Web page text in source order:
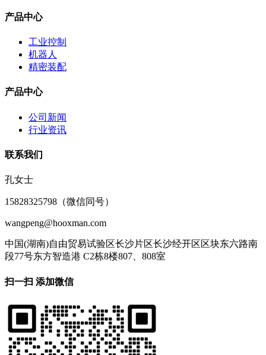
产品中心
工业控制
机器人
精密装配
产品中心
公司新闻
行业资讯
联系我们
孔女士
15828325798（微信同号）
wangpeng@hooxman.com
中国(湖南)自由贸易试验区长沙片区长沙经开区区块东六路南
段77号东方智造港 C2栋8楼807、808室
扫一扫 添加微信